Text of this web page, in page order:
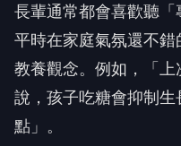
長輩通常都會喜歡聽「
平時在家庭氣氛還不
教養觀念。例如，「
說，孩子吃糖會抑制
點」。